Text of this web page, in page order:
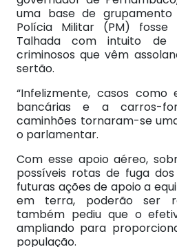
uma base de
Polícia Militar (PM) fosse
Talhada com intuito de
criminosos que vêm
sertão.
“Infelizmente, casos como
bancárias e a carros-
caminhões tornaram-se
o parlamentar.
Com esse apoio aéreo,
possíveis rotas de fuga
futuras ações de apoio a
em terra, poderão ser
também pediu que o
ampliando para
população.